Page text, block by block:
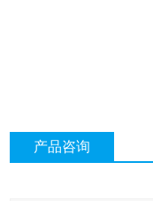
产品咨询